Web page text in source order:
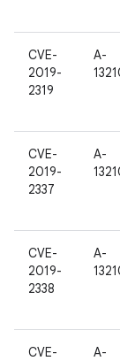
CVE-
2019-
2319
A-
CVE-
2019-
2337
A-
CVE-
2019-
2338
A-
CVE-
A-